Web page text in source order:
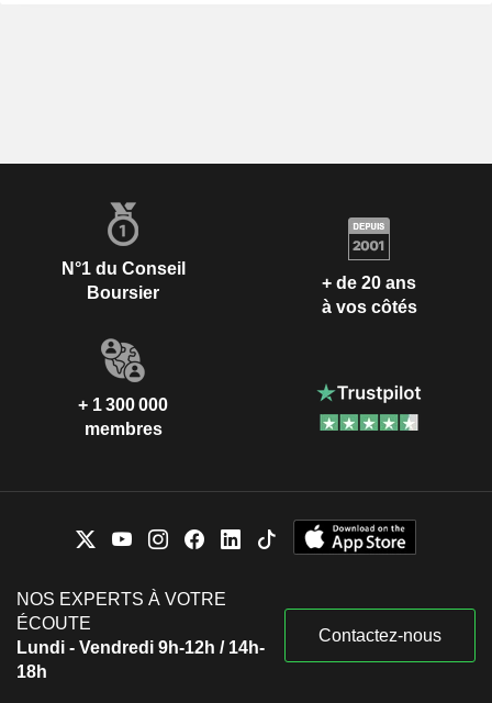
N°1 du Conseil
Boursier
+ de 20 ans
à vos côtés
+ 1 300 000
membres
NOS EXPERTS À VOTRE
ÉCOUTE
Lundi - Vendredi 9h-12h / 14h-
18h
Contactez-nous